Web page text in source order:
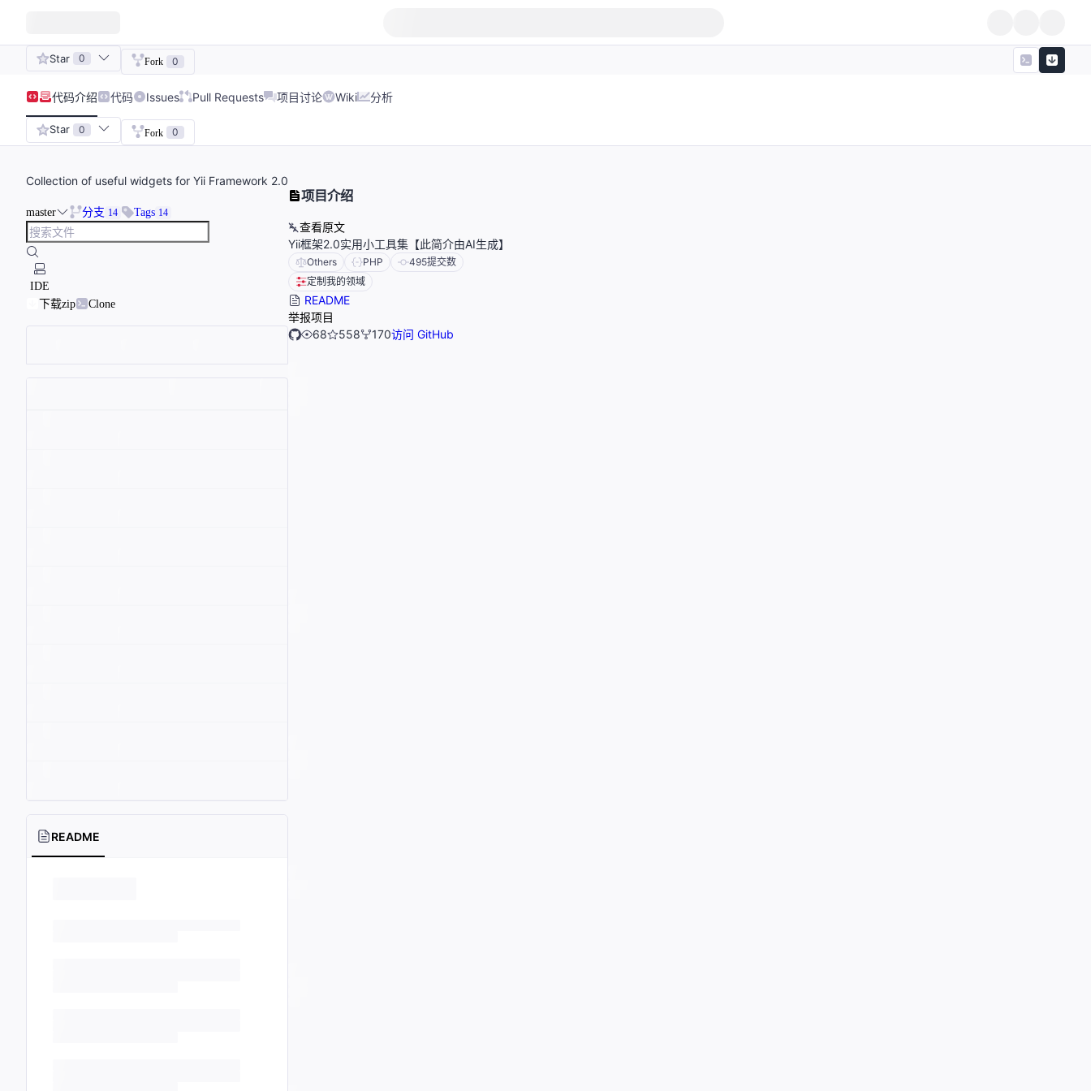
Star 0 Fork 0
代码介绍 代码 Issues Pull Requests 项目讨论 Wiki 分析
Star 0 Fork 0
Collection of useful widgets for Yii Framework 2.0
master 分支 14 Tags 14
IDE
下载zip
Clone
README
项目介绍
查看原文
Yii框架2.0实用小工具集【此简介由AI生成】
Others PHP 495提交数
定制我的领域
README
举报项目
68
558 170访问 GitHub